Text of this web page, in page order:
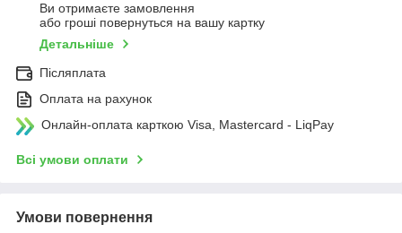
Ви отримаєте замовлення
або гроші повернуться на вашу картку
Детальніше
Післяплата
Оплата на рахунок
Онлайн-оплата карткою Visa, Mastercard - LiqPay
Всі умови оплати
Умови повернення